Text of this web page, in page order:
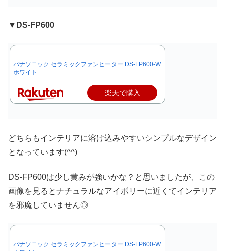
▼DS-FP600
パナソニック セラミックファンヒーター DS-FP600-W
ホワイト
楽天で購入
どちらもインテリアに溶け込みやすいシンプルなデザイン
となっています(^^)
DS-FP600は少し黄みが強いかな？と思いましたが、この
画像を見るとナチュラルなアイボリーに近くてインテリア
を邪魔していません◎
パナソニック セラミックファンヒーター DS-FP600-W